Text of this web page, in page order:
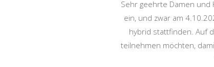
Sehr geehrte Damen und
ein, und zwar am
hybrid stattfinden. Auf
teilnehmen möchten,